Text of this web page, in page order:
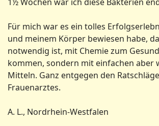
Für mich war es ein tolles
und meinem Körper bewiesen habe,
notwendig ist, mit Chemie zum
kommen, sondern mit einfachen aber
Mitteln. Ganz entgegen den
Frauenarztes.
A. L., Nordrhein-Westfalen